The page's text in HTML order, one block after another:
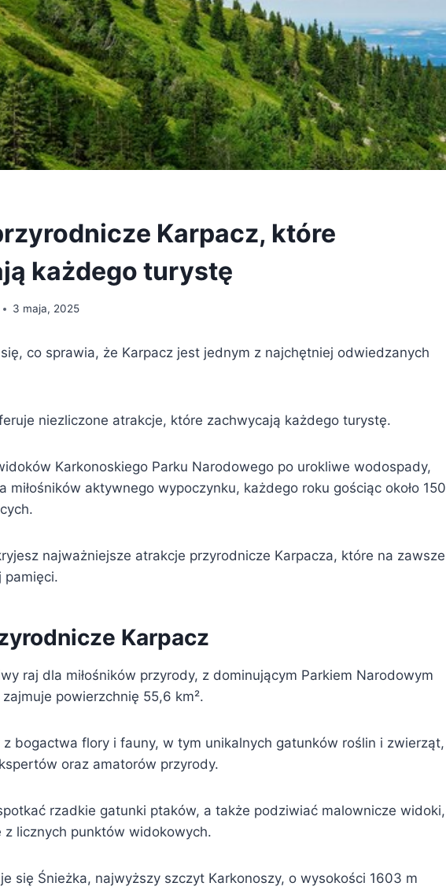
Karpacz, które
każdego turystę
3 maja, 2025
co sprawia, że Karpacz jest jednym z najchętniej odwiedzanych
niezliczone atrakcje, które zachwycają każdego turystę.
Karkonoskiego Parku Narodowego po urokliwe wodospady,
miłośników aktywnego wypoczynku, każdego roku gościąc około 150
najważniejsze atrakcje przyrodnicze Karpacza, które na zawsze
pamięci.
Karpacz
raj dla miłośników przyrody, z dominującym Parkiem Narodowym
powierzchnię 55,6 km².
z bogactwa flory i fauny, w tym unikalnych gatunków roślin i zwierząt,
oraz amatorów przyrody.
rzadkie gatunki ptaków, a także podziwiać malownicze widoki,
z licznych punktów widokowych.
się Śnieżka, najwyższy szczyt Karkonoszy, o wysokości 1603 m